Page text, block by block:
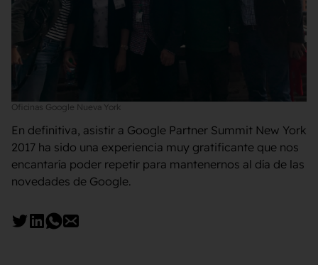
Oficinas Google Nueva York
En definitiva, asistir a Google Partner Summit New York
2017 ha sido una experiencia muy gratificante que nos
encantaría poder repetir para mantenernos al día de las
novedades de Google.